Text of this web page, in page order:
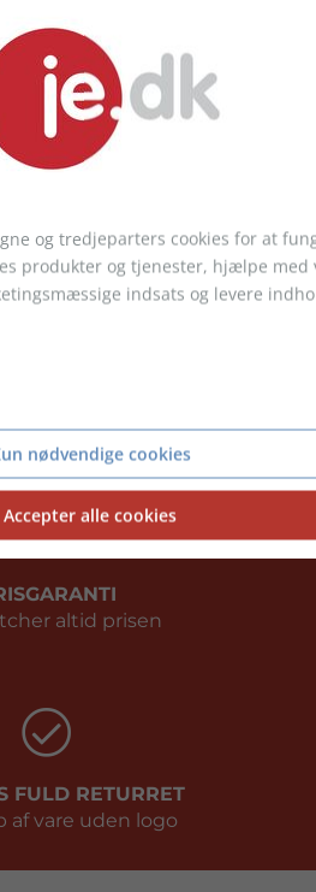
fra 2,21 kr.
KUNDESERVICE
altid prisen
FULD RETURRET
af vare uden logo
og tredjeparters cookies for at
produkter og tjenester, hjælpe med
indsats og levere
nødvendige cookies
Accepter alle cookies